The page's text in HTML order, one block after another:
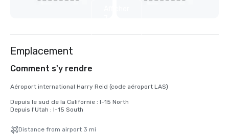
Emplacement
Comment s'y rendre
Aéroport international Harry Reid (code aéroport LAS)
Depuis le sud de la Californie : I-15 North
Depuis l'Utah : I-15 South
Distance from airport 3 mi